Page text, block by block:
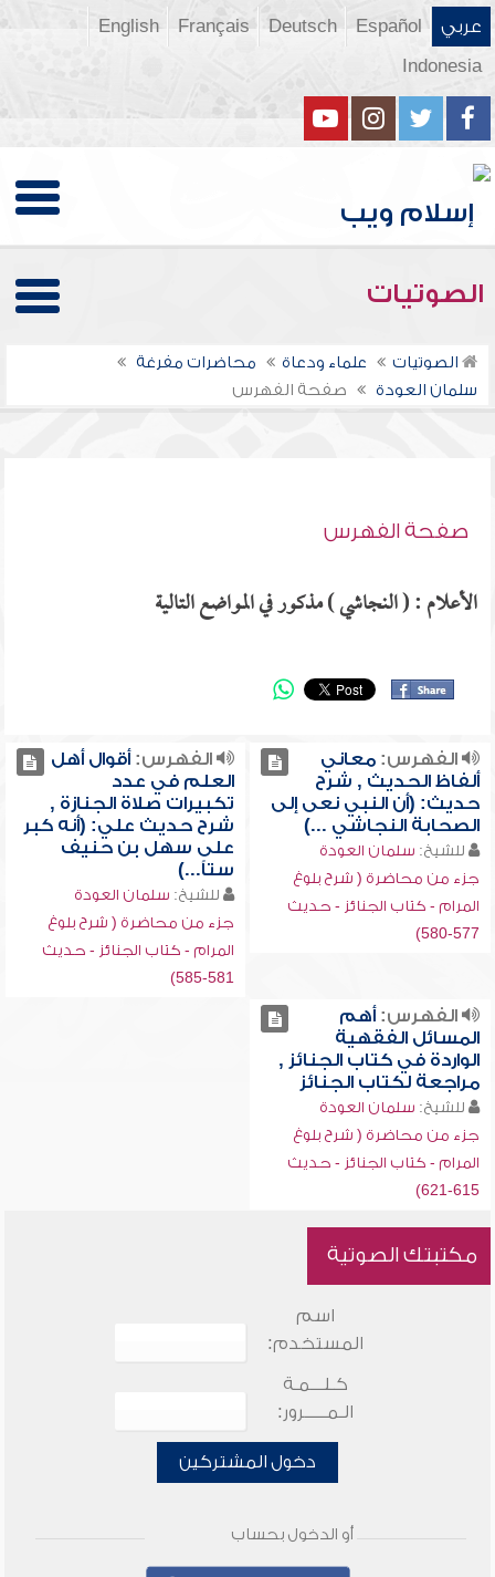
عربي Español
Deutsch
Français
English
Indonesia
الصوتيات
الصوتيات علماء ودعاة
محاضرات مفرغة
سلمان العودة
صفحة الفهرس
صفحة الفهرس
الأعلام : ( النجاشي ) مذكور في المواضع التالية
الفهرس:معاني
ألفاظ الحديث , شرح
حديث: (أن النبي نعى إلى
الصحابة النجاشي ...)
للشيخ: سلمان العودة
جزء من محاضرة ( شرح بلوغ
المرام - كتاب الجنائز - حديث
577-580)
الفهرس:أقوال أهل
العلم في عدد
تكبيرات صلاة الجنازة ,
شرح حديث علي: (أنه كبر
على سهل بن حنيف
ستاً...)
للشيخ: سلمان العودة
جزء من محاضرة ( شرح بلوغ
المرام - كتاب الجنائز - حديث
581-585)
الفهرس:أهم
المسائل الفقهية
الواردة في كتاب الجنائز ,
مراجعة لكتاب الجنائز
للشيخ: سلمان العودة
جزء من محاضرة ( شرح بلوغ
المرام - كتاب الجنائز - حديث
615-621)
مكتبتك الصوتية
اسم
المستخدم:
كـلـــمـة
الـمـــــرور:
دخول المشتركين
أو الدخول بحساب